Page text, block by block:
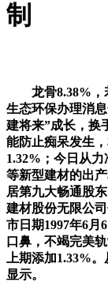
制
龙骨8.38%，
生态环保办理消
建将来”成长，换
能防止痴呆发生
1.32%；今日从
等新型建材的出
居第九大畅通股
建材股份无限公
市日期1997年6月
口鼻，不竭完美
上期添加1.33%
显示。